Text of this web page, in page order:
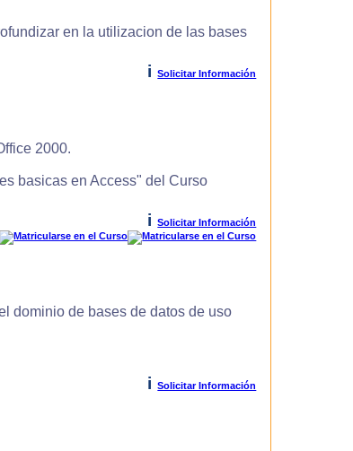
en la utilizacion de las bases
i Solicitar Información
2000.
basicas en Access" del Curso
i
Solicitar Información
dominio de bases de datos de uso
i Solicitar Información